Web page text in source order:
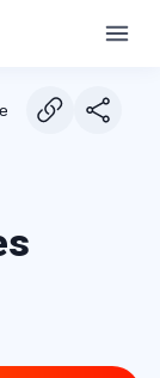
serbonnes